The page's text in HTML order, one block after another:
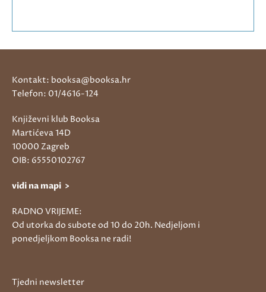
Kontakt: booksa@booksa.hr
Telefon: 01/4616-124
Književni klub Booksa
Martićeva 14D
10000 Zagreb
OIB: 65550102767
vidi na mapi >
RADNO VRIJEME:
Od utorka do subote od 10 do 20h. Nedjeljom i
ponedjeljkom Booksa ne radi!
Tjedni newsletter